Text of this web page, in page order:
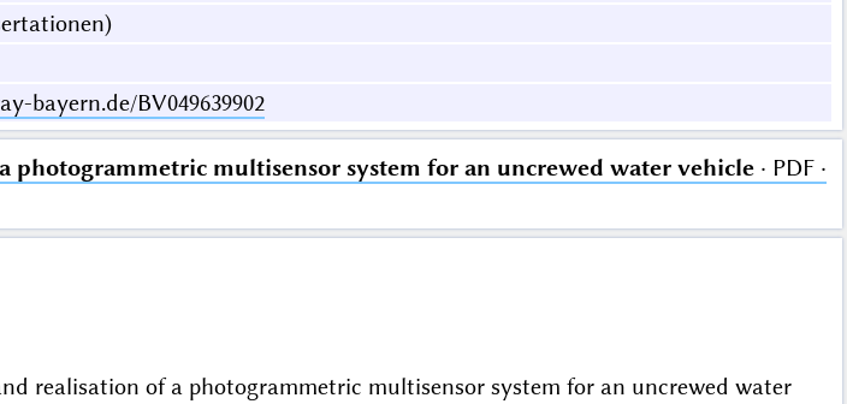
bayern.de/BV049639902
photogrammetric multisensor system for an uncrewed water vehicle· PDF ·
realisation of a photogrammetric multisensor system for an uncrewed water